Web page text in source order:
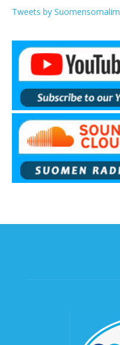
Tweets by Suomensomalim